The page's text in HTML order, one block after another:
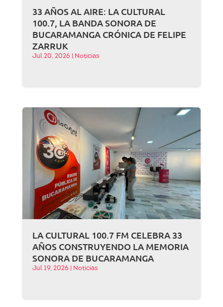
33 AÑOS AL AIRE: LA CULTURAL
100.7, LA BANDA SONORA DE
BUCARAMANGA CRÓNICA DE FELIPE
ZARRUK
Jul 20, 2026 Noticias
LA CULTURAL 100.7 FM CELEBRA 33
AÑOS CONSTRUYENDO LA MEMORIA
SONORA DE BUCARAMANGA
Jul 19, 2026 Noticias